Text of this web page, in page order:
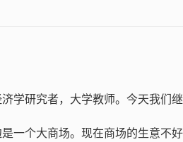
学研究者，大学教师。今天我们
一个大商场。现在商场的生意不